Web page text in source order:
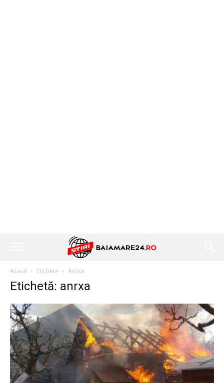
Acasă Etichete Anrxa
Etichetă: anrxa